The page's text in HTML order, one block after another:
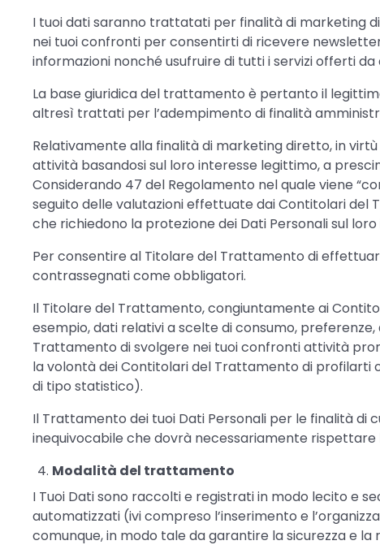
I tuoi dati saranno trattatati per finalità di marketing
nei tuoi confronti per consentirti di ricevere
informazioni nonché usufruire di tutti i servizi offerti
La base giuridica del trattamento è pertanto il
altresì trattati per l’adempimento di finalità
Relativamente alla finalità di marketing diretto, in
attività basandosi sul loro interesse legittimo, a
Considerando 47 del Regolamento nel quale viene
seguito delle valutazioni effettuate dai Contitolari del
che richiedono la protezione dei Dati Personali sul
Per consentire al Titolare del Trattamento di
contrassegnati come obbligatori.
Il Titolare del Trattamento, congiuntamente ai
esempio, dati relativi a scelte di consumo,
Trattamento di svolgere nei tuoi confronti attività
la volontà dei Contitolari del Trattamento di profilarti
di tipo statistico).
Il Trattamento dei tuoi Dati Personali per le finalità di
inequivocabile che dovrà necessariamente rispettare
Modalità del trattamento
I Tuoi Dati sono raccolti e registrati in modo lecito e
automatizzati (ivi compreso l’inserimento e
comunque, in modo tale da garantire la sicurezza e la